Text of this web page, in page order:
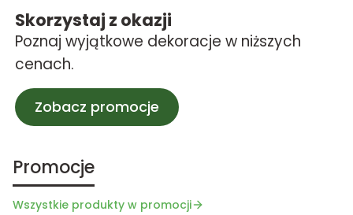
Skorzystaj z okazji
Poznaj wyjątkowe dekoracje w niższych
cenach.
Zobacz promocje
Promocje
Wszystkie produkty w promocji